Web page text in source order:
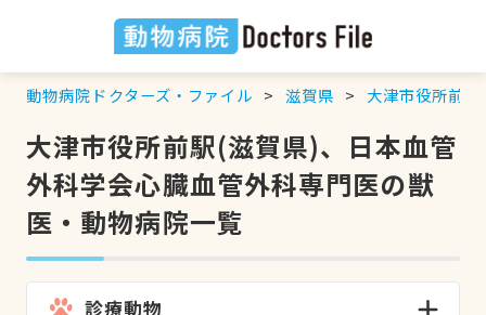
動物病院ドクターズ・ファイル 滋賀県 大津市役所前駅
大津市役所前駅(滋賀県)、日本血管
外科学会心臓血管外科専門医の獣
医・動物病院一覧
診療動物